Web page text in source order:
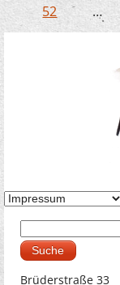
52
…
Suchformular
Brüderstraße 33